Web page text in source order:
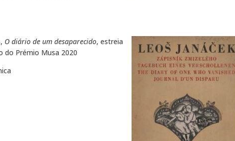
O diário de um desaparecido, estreia
do Prémio Musa 2020